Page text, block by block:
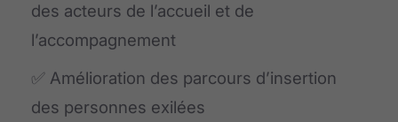
des acteurs de l’accueil et de
l’accompagnement
✅ Amélioration des parcours d’insertion
des personnes exilées